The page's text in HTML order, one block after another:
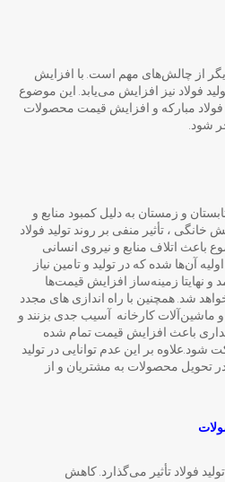
از چالش‌های مهم است. با افزایش
فولاد نیز افزایش می‌یابد. این موضوع
مبارکه و افزایش قیمت محصولات
شود.
و زمستان به دلیل کمبود منابع و
، تأثیر منفی بر روند تولید فولاد
باعث اتلاف منابع و نیروی انسانی
آن‌ها شده که در تولید و تامین نیاز
و نهایتا زمینه‌ساز افزایش قیمت‌ها
شد. همچنین با راه اندازی های مجدد
و ماشین‌آلات کارخانه آسیب جدی بزنند و
باعث افزایش قیمت تمام شده
بر این عدم توانایی در تولید
تحویل محصولات به مشتریان و از
فولاد تأثیر می‌گذارد. کاهش